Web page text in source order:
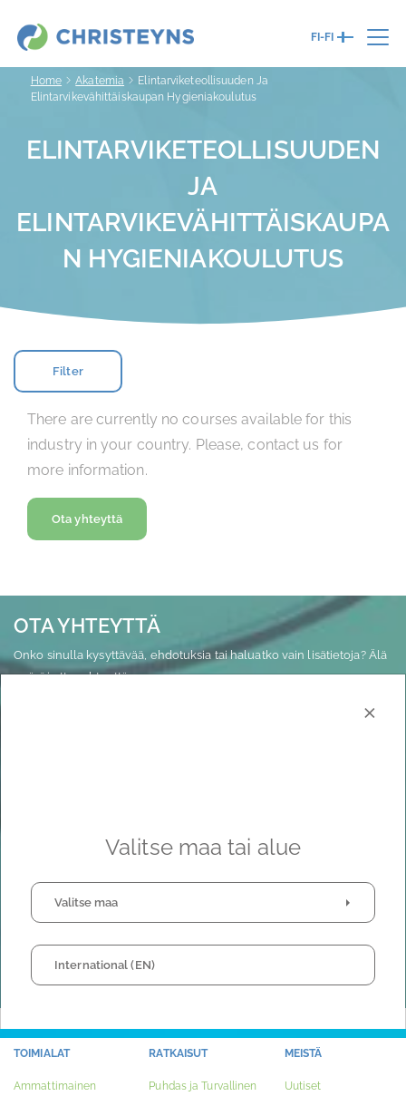
FI-FI
Home Akatemia
Elintarviketeollisuuden Ja
Elintarvikevähittäiskaupan Hygieniakoulutus
ELINTARVIKETEOLLISUUDEN
JA
ELINTARVIKEVÄHITTÄISKAUPA
N HYGIENIAKOULUTUS
Filter
There are currently no courses available for this
industry in your country. Please, contact us for
more information.
Ota yhteyttä
OTA YHTEYTTÄ
Onko sinulla kysyttävää, ehdotuksia tai haluatko vain lisätietoja? Älä
epäröi ottaa yhteyttä.
TOIMIALAT
Ammattimainen
RATKAISUT
Puhdas ja Turvallinen
MEISTÄ
Uutiset
×
Valitse maa tai alue
Valitse maa
International (EN)